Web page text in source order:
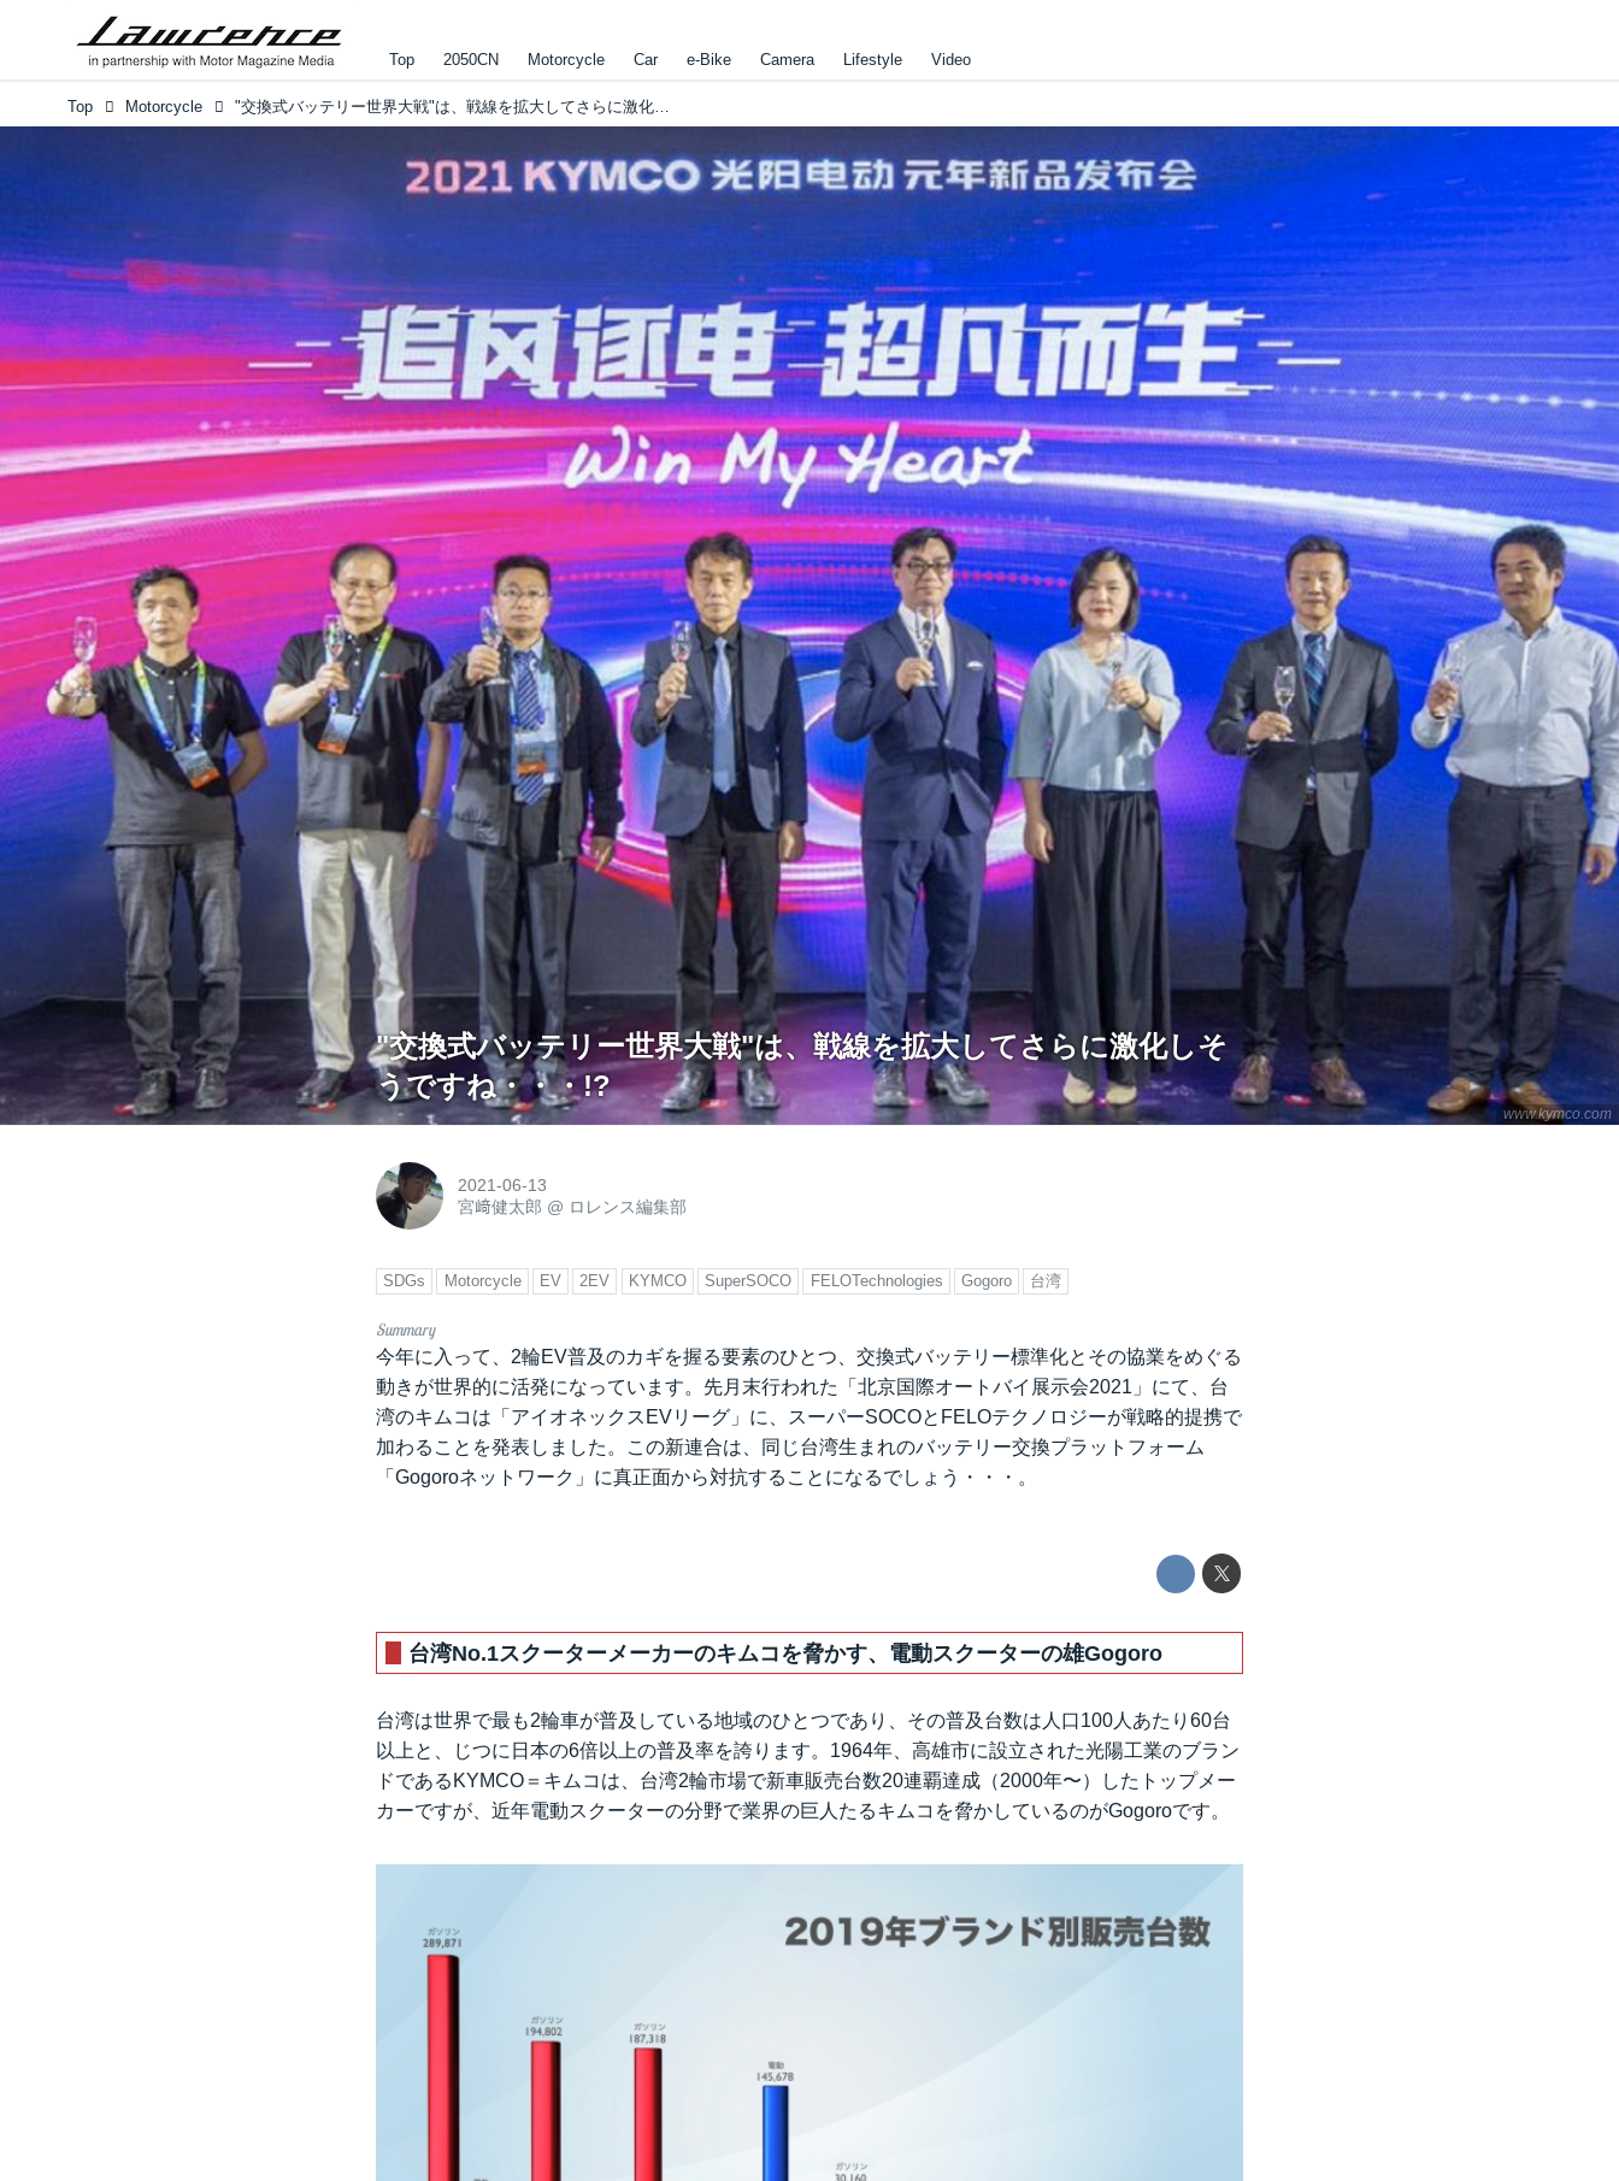
Top 2050CN Motorcycle Car e-Bike Camera Lifestyle Video
Top Motorcycle "交換式バッテリー世界大戦"は、戦線を拡大してさらに激化しそうですね・・・!?
www.kymco.com
"交換式バッテリー世界大戦"は、戦線を拡大してさらに激化しそ
うですね・・・!?
2021-06-13
宮﨑健太郎 @ ロレンス編集部
SDGs Motorcycle EV 2EV KYMCO SuperSOCO FELOTechnologies Gogoro 台湾
今年に入って、2輪EV普及のカギを握る要素のひとつ、交換式バッテリー標準化とその協業をめぐる
動きが世界的に活発になっています。先月末行われた「北京国際オートバイ展示会2021」にて、台
湾のキムコは「アイオネックスEVリーグ」に、スーパーSOCOとFELOテクノロジーが戦略的提携で
加わることを発表しました。この新連合は、同じ台湾生まれのバッテリー交換プラットフォーム
「Gogoroネットワーク」に真正面から対抗することになるでしょう・・・。
台湾No.1スクーターメーカーのキムコを脅かす、電動スクーターの雄Gogoro
台湾は世界で最も2輪車が普及している地域のひとつであり、その普及台数は人口100人あたり60台
以上と、じつに日本の6倍以上の普及率を誇ります。1964年、高雄市に設立された光陽工業のブラン
ドであるKYMCO＝キムコは、台湾2輪市場で新車販売台数20連覇達成（2000年〜）したトップメー
カーですが、近年電動スクーターの分野で業界の巨人たるキムコを脅かしているのがGogoroです。